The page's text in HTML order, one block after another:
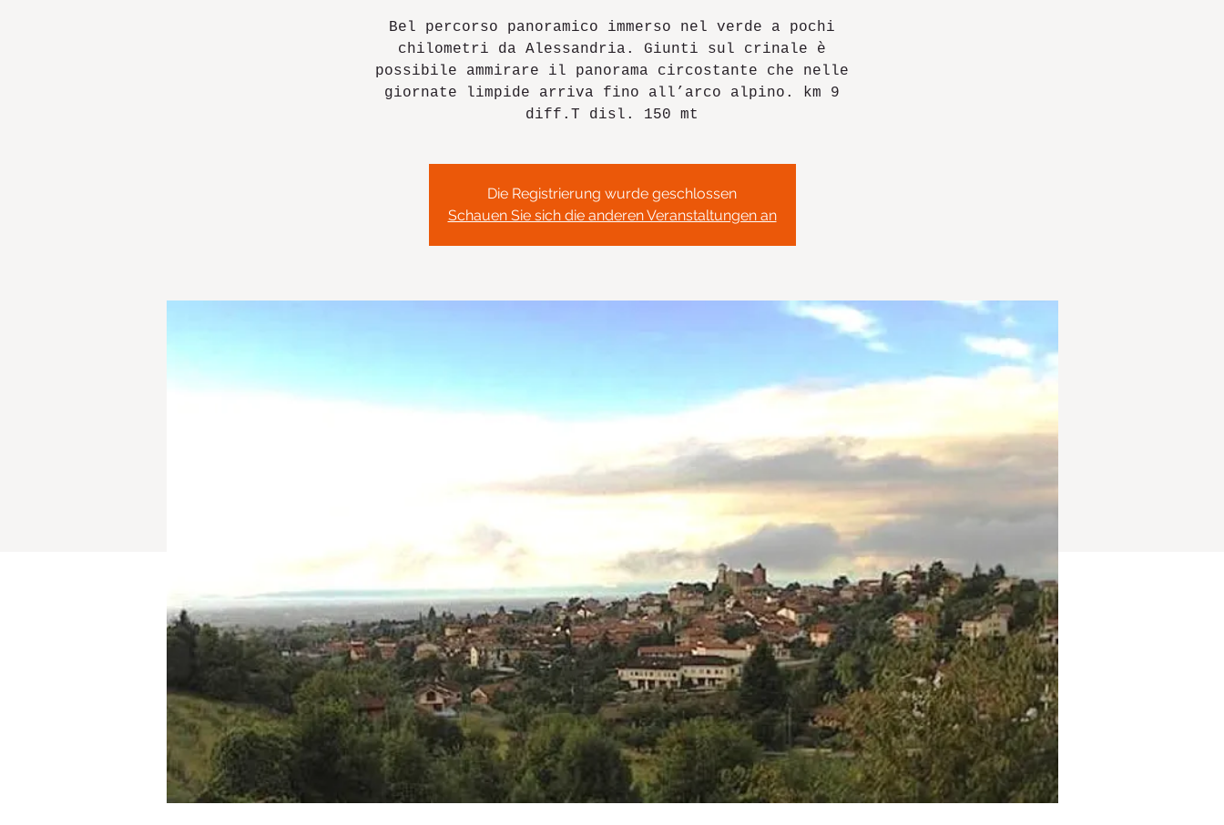
Bel percorso panoramico immerso nel verde a pochi
chilometri da Alessandria. Giunti sul crinale è
possibile ammirare il panorama circostante che nelle
giornate limpide arriva fino all’arco alpino. km 9
Die Registrierung wurde geschlossen
Schauen Sie sich die anderen Veranstaltungen an